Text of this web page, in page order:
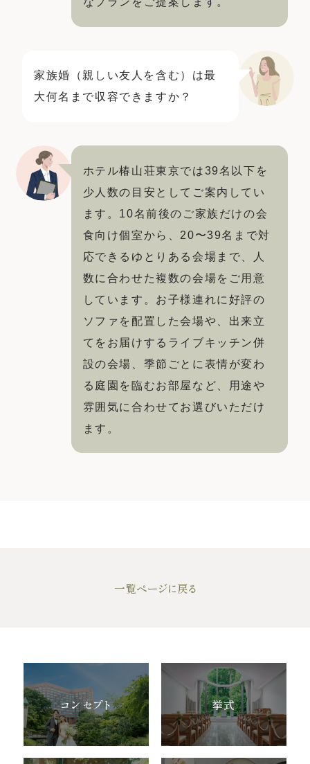
ホテル椿山荘東京
03-3943-0417
営業時間 11:00〜18:00（土日祝 10:00〜19:00）
〒112-8680 東京都文京区関口2-10-8
ホテルサイト
運営会社情報 プライバシーポリシー
家族婚（親しい友人を含む）は最
大何名まで収容できますか？
ホテル椿山荘東京では39名以下を
少人数の目安としてご案内してい
ます。10名前後のご家族だけの会
食向け個室から、20〜39名まで対
応できるゆとりある会場まで、人
数に合わせた複数の会場をご用意
しています。お子様連れに好評の
ソファを配置した会場や、出来立
てをお届けするライブキッチン併
設の会場、季節ごとに表情が変わ
る庭園を臨むお部屋など、用途や
雰囲気に合わせてお選びいただけ
ます。
一覧ページに戻る
コンセプト 挙式